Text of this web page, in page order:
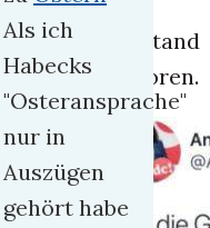
Verstand
verloren.
Als ich
Habecks
"Osteransprache"
nur in
Auszügen
gehört habe